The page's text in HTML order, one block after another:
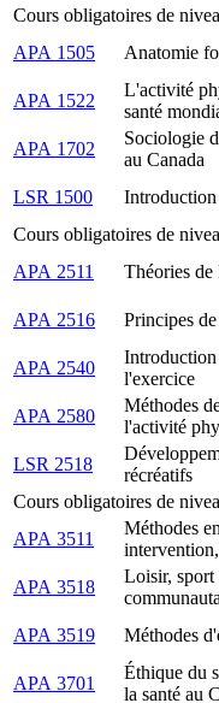
Cours obligatoires de
APA 1505
Anatomie
APA 1522
L'activité
santé
APA 1702
Sociologie
au Canada
LSR 1500
Cours obligatoires de
APA 2511
Théories
APA 2516
Principes
APA 2540
Introduction
l'exercice
APA 2580
Méthodes
l'activité
LSR 2518
récréatifs
Cours obligatoires de
APA 3511
Méthodes
APA 3518
Loisir, sport
APA 3519
Méthodes
APA 3701
Éthique du
la santé au